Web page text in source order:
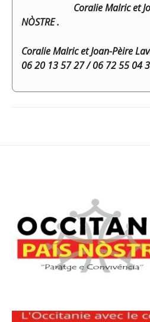
Coralie Malric et
NÒSTRE .
Coralie Malric et Joan-Pèire
06 20 13 57 27 / 06 72 55 04